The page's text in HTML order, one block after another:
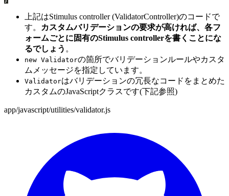
上記はStimulus controller (ValidatorController)のコードで
す。
カスタムバリデーションの要求が高ければ、各フ
ォームごとに固有のStimulus controllerを書くことにな
るでしょう 。
new Validatorの箇所でバリデーションルールやカスタ
ムメッセージを指定しています。
Validatorはバリデーションの冗長なコードをまとめた
カスタムのJavaScriptクラスです(下記参照)
app/javascript/utilities/validator.js